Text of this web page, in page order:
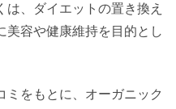
、ダイエットの置き換え
美容や健康維持を目的とし
ミをもとに、オーガニック